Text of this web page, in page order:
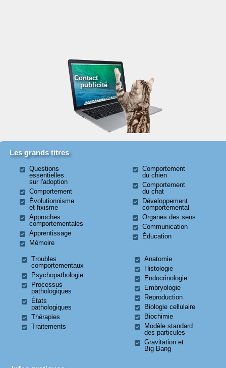
Contact
publicité
Les grands titres
Questions
essentielles
sur l'adoption
Comportement
Évolutionnisme
et fixisme
Approches
comportementales
Apprentissage
Mémoire
Comportement
du chien
Comportement
du chat
Développement
comportemental
Organes des sens
Communication
Éducation
Troubles
comportementaux
Psychopathologie
Processus
pathologiques
États
pathologiques
Thérapies
Traitements
Anatomie
Histologie
Endocrinologie
Embryologie
Reproduction
Biologie cellulaire
Biochimie
Modèle standard
des particules
Gravitation et
Big Bang